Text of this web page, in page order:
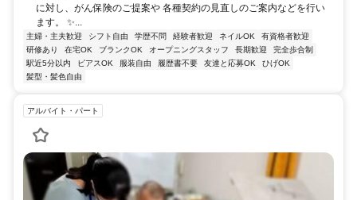
に対し、がん保険のご提案や 各種契約の見直しのご案内などを行い
ます。 ✨...
主婦・主夫歓迎 シフト自由 学歴不問 経験者歓迎 ネイルOK
有資格者歓迎
研修あり
在宅OK ブランクOK オープニングスタッフ 長期歓迎
完全歩合制
駅近5分以内
ピアスOK 服装自由 履歴書不要 友達と応募OK
ひげOK
髪型・髪色自由
アルバイト・パート